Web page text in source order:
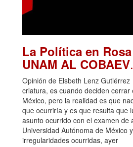
La Política en
UNAM AL COBAEV
Opinión de Elsbeth Lenz
criatura, es cuando deciden cerrar
México, pero la realidad es que
que ocurriría y es que resulta que
asunto ocurrido con el examen de
Universidad Autónoma de México
irregularidades ocurridas, ayer